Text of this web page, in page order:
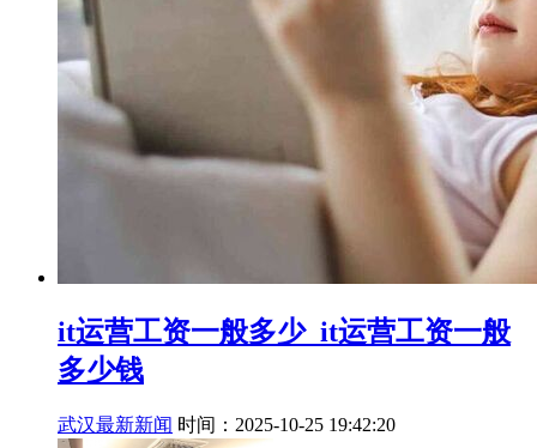
it运营工资一般多少_it运营工资一般
多少钱
武汉最新新闻 时间：2025-10-25 19:42:20